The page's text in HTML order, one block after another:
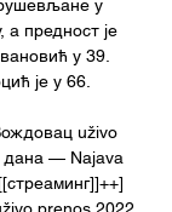
у
а предност је
у 39.
је у 66.
uživo
дана — Najava